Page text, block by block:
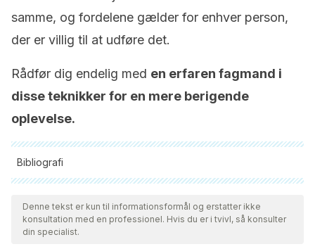
samme, og fordelene gælder for enhver person,
der er villig til at udføre det.
Rådfør dig endelig med en erfaren fagmand i
disse teknikker for en mere berigende
oplevelse.
Bibliografi
Alle citerede kilder blev grundigt gennemgået af vores team
for at sikre deres kvalitet, pålidelighed, aktualitet og validitet.
Bibliografien i denne artikel blev betragtet som pålidelig og af
Denne tekst er kun til informationsformål og erstatter ikke
konsultation med en professionel. Hvis du er i tvivl, så konsulter
din specialist.